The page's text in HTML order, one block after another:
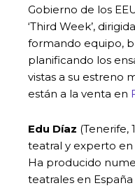
Gobierno de los
‘Third Week’,
formando equipo,
planificando los
vistas a su estreno
están a la venta en
Edu Díaz (Tenerife,
teatral y experto
Ha producido
teatrales en España